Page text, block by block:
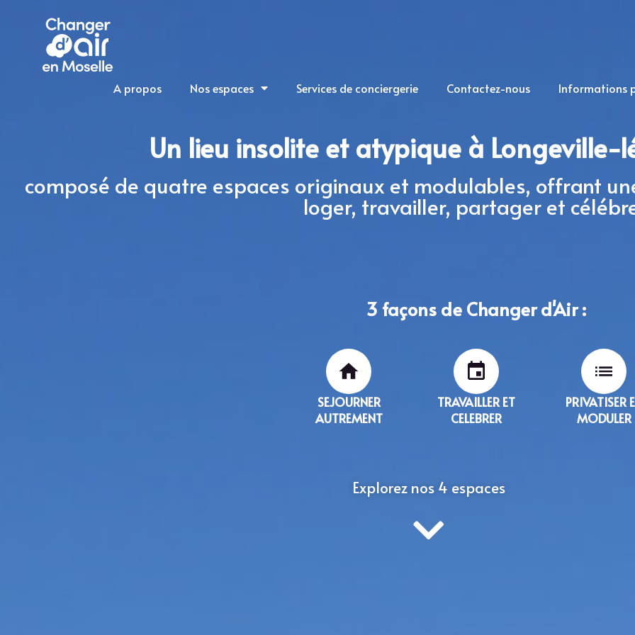
A propos Nos espaces Services de conciergerie Contactez-nous Informations
Un lieu insolite et atypique à Longeville-
composé de quatre espaces originaux et modulables, offrant
loger, travailler, partager et
3 façons de Changer d'Air :
SEJOURNER
AUTREMENT
TRAVAILLER ET
CELEBRER
PRIVATISER
MODULER
Explorez nos 4 espaces